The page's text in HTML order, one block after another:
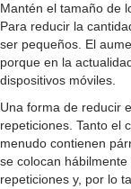
Mantén el tamaño de
Para reducir la
ser pequeños. El
porque en la
dispositivos móviles.
Una forma de reducir
repeticiones. Tanto el
menudo contienen
se colocan
repeticiones y, por lo